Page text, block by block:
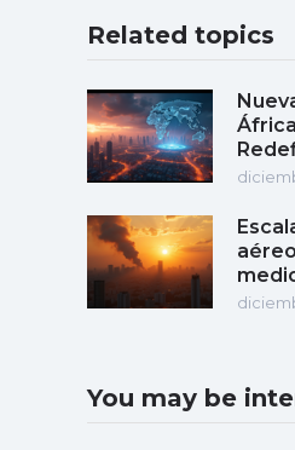
Related topics
You may be